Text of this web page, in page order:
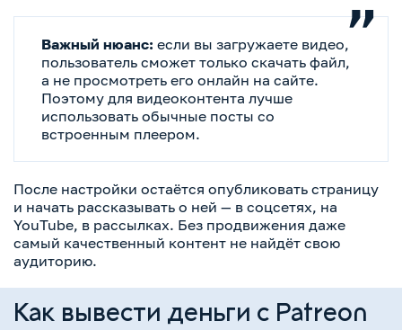
Важный нюанс: если вы загружаете видео,
пользователь сможет только скачать файл,
а не просмотреть его онлайн на сайте.
Поэтому для видеоконтента лучше
использовать обычные посты со
встроенным плеером.
После настройки остаётся опубликовать страницу
и начать рассказывать о ней — в соцсетях, на
YouTube, в рассылках. Без продвижения даже
самый качественный контент не найдёт свою
аудиторию.
Как вывести деньги с Patreon